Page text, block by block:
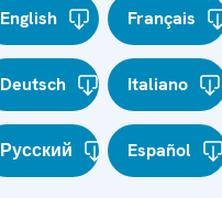
English Français
Deutsch Italiano
Русский Español